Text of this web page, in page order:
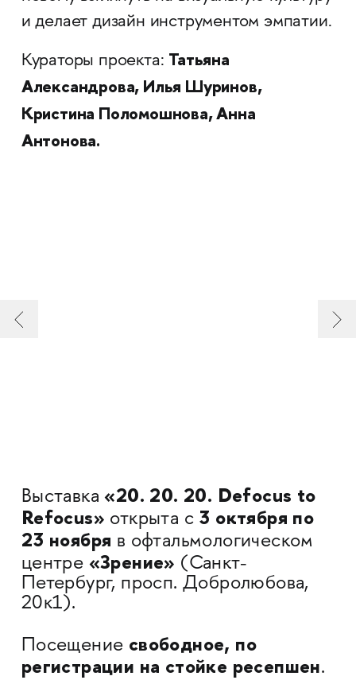
и делает дизайн инструментом эмпатии.
Кураторы проекта: Татьяна
Александрова, Илья Шуринов,
Кристина Поломошнова, Анна
Антонова.
Выставка«20. 20. 20. Defocus to
Refocus» открыта с 3 октября по
23 ноября в офтальмологическом
центре «Зрение» (Санкт-
Петербург, просп. Добролюбова,
20к1).
Посещение свободное, по
регистрации на стойке ресепшен.